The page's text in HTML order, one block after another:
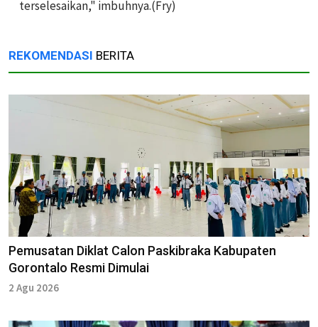
terselesaikan," imbuhnya.(Fry)
REKOMENDASI BERITA
Pemusatan Diklat Calon Paskibraka Kabupaten
Gorontalo Resmi Dimulai
2 Agu 2026